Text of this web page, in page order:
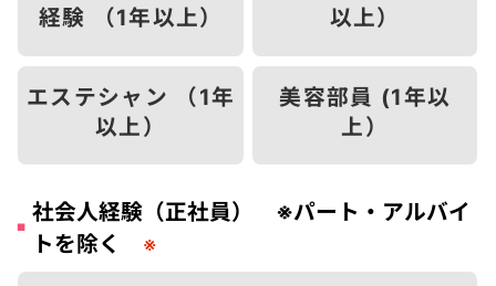
経験 （1年以上）
以上）
エステシャン （1年
以上）
美容部員 (1年以
上）
社会人経験（正社員） ※パート・アルバイ
トを除く
※